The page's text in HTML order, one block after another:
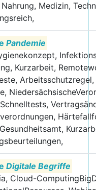
Medizin,
Pandemie
Kurzarbeit,
Digitale Begriffe
Cloud-